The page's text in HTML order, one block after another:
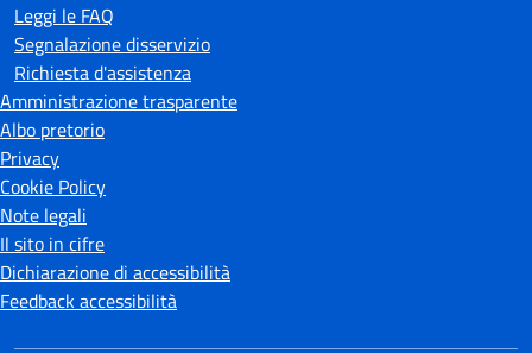
Leggi le FAQ
Segnalazione disservizio
Richiesta d'assistenza
Amministrazione trasparente
Albo pretorio
Privacy
Cookie Policy
Note legali
Il sito in cifre
Dichiarazione di accessibilità
Feedback accessibilità